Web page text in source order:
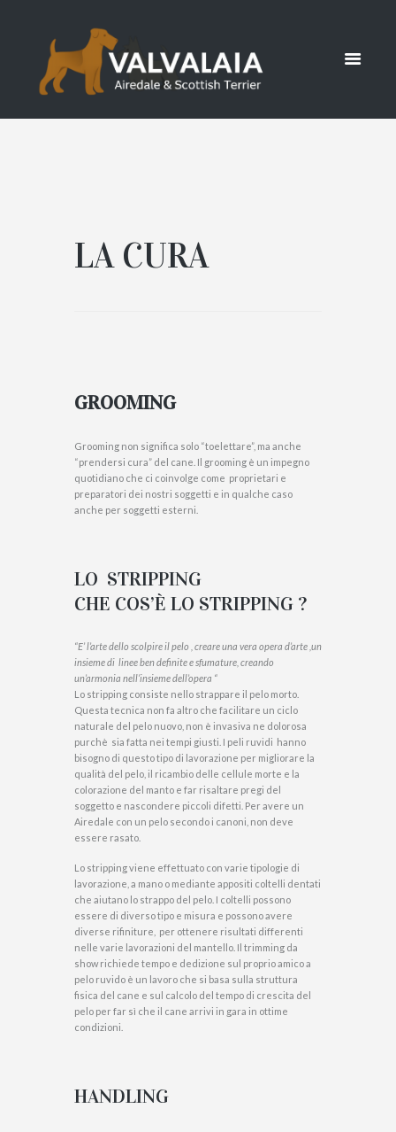
AIREDALE
HOME GLI AIREDALE
LA CURA
GROOMING
Grooming non significa solo “toelettare”, ma anche
“prendersi cura” del cane. Il grooming è un impegno
quotidiano che ci coinvolge come proprietari e
preparatori dei nostri soggetti e in qualche caso
anche per soggetti esterni.
LO STRIPPING
CHE COS’È LO STRIPPING ?
“E’ l’arte dello scolpire il pelo , creare una vera opera d’arte ,un
insieme di linee ben definite e sfumature, creando
un’armonia nell’insieme dell’opera “
Lo stripping consiste nello strappare il pelo morto.
Questa tecnica non fa altro che facilitare un ciclo
naturale del pelo nuovo, non è invasiva ne dolorosa
purchè sia fatta nei tempi giusti. I peli ruvidi hanno
bisogno di questo tipo di lavorazione per migliorare la
qualità del pelo, il ricambio delle cellule morte e la
colorazione del manto e far risaltare pregi del
soggetto e nascondere piccoli difetti. Per avere un
Airedale con un pelo secondo i canoni, non deve
essere rasato.
Lo stripping viene effettuato con varie tipologie di
lavorazione, a mano o mediante appositi coltelli dentati
che aiutano lo strappo del pelo. I coltelli possono
essere di diverso tipo e misura e possono avere
diverse rifiniture, per ottenere risultati differenti
nelle varie lavorazioni del mantello. Il trimming da
show richiede tempo e dedizione sul proprio amico a
pelo ruvido è un lavoro che si basa sulla struttura
fisica del cane e sul calcolo del tempo di crescita del
pelo per far sì che il cane arrivi in gara in ottime
condizioni.
HANDLING